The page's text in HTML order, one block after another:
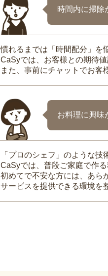
時間内に掃除
慣れるまでは「時間配分」を
CaSyでは、お客様との期待
また、事前にチャットでお客
お料理に興味
「プロのシェフ」のような技
CaSyでは、普段ご家庭で作
初めてで不安な方には、あら
サービスを提供できる環境を